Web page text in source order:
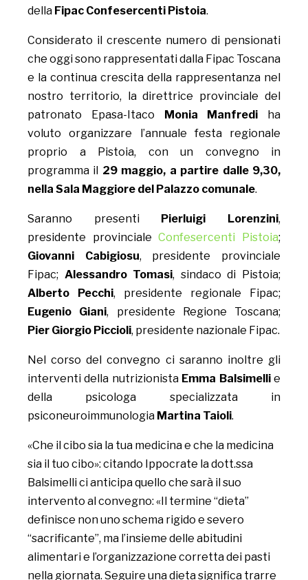
della Fipac Confesercenti Pistoia.
Considerato il crescente numero di pensionati
che oggi sono rappresentati dalla Fipac Toscana
e la continua crescita della rappresentanza nel
nostro territorio, la direttrice provinciale del
patronato Epasa-Itaco Monia Manfredi ha
voluto organizzare l’annuale festa regionale
proprio a Pistoia, con un convegno in
programma il 29 maggio, a partire dalle 9,30,
nella Sala Maggiore del Palazzo comunale.
Saranno presenti Pierluigi Lorenzini,
presidente provincialeConfesercenti Pistoia;
Giovanni Cabigiosu, presidente provinciale
Fipac; Alessandro Tomasi, sindaco di Pistoia;
Alberto Pecchi, presidente regionale Fipac;
Eugenio Giani, presidente Regione Toscana;
Pier Giorgio Piccioli, presidente nazionale Fipac.
Nel corso del convegno ci saranno inoltre gli
interventi della nutrizionista Emma Balsimellie
della psicologa specializzata in
psiconeuroimmunologia Martina Taioli.
«Che il cibo sia la tua medicina e che la medicina
sia il tuo cibo»: citando Ippocrate la dott.ssa
Balsimelli ci anticipa quello che sarà il suo
intervento al convegno: «Il termine “dieta”
definisce non uno schema rigido e severo
“sacrificante”, ma l’insieme delle abitudini
alimentari e l’organizzazione corretta dei pasti
nella giornata. Seguire una dieta significa trarre